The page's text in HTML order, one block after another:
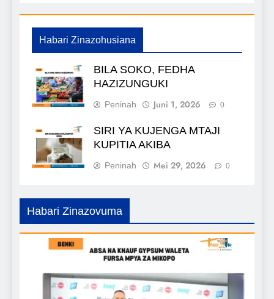
Habari Zinazohusiana
BILA SOKO, FEDHA
HAZIZUNGUKI
Peninah Juni 1, 2026 0
SIRI YA KUJENGA MTAJI
KUPITIA AKIBA
Peninah Mei 29, 2026 0
Habari Zinazovuma